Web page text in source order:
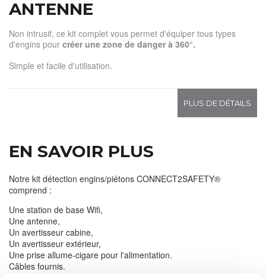
ANTENNE
Non intrusif, ce kit complet vous permet d'équiper tous types
d'engins pour créer une zone de danger à 360°.
Simple et facile d'utilisation.
PLUS DE DÉTAILS
EN SAVOIR PLUS
Notre kit détection engins/piétons CONNECT2SAFETY®
comprend :
Une station de base Wifi,
Une antenne,
Un avertisseur cabine,
Un avertisseur extérieur,
Une prise allume-cigare pour l'alimentation.
Câbles fournis.